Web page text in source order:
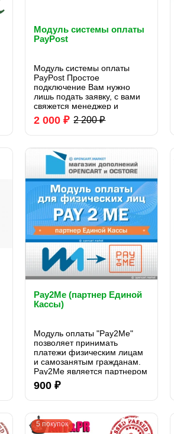
Модуль системы оплаты
PayPost
Модуль системы оплаты
PayPost Простое
подключение Вам нужно
лишь подать заявку, с вами
свяжется менеджер и
поможет подключить Paypost
быстро и удобно! ..
2 000 ₽ 2 200 ₽
Pay2Me (партнер Единой
Кассы)
Модуль оплаты "Pay2Me"
позволяет принимать
платежи физическим лицам
и самозанятым гражданам.
Pay2Me является партнером
платежной системы Единая
Касса..
900 ₽
5 покупок